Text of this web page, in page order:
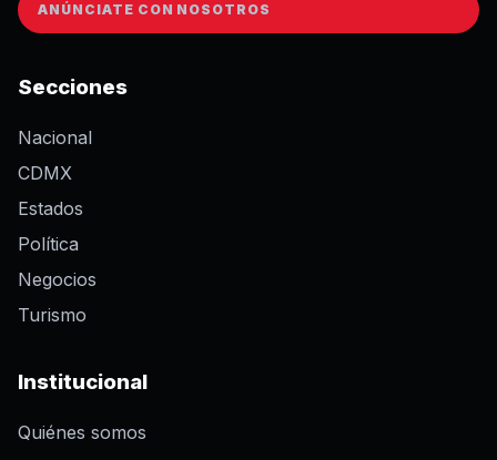
ANÚNCIATE CON NOSOTROS
Secciones
Nacional
CDMX
Estados
Política
Negocios
Turismo
Institucional
Quiénes somos